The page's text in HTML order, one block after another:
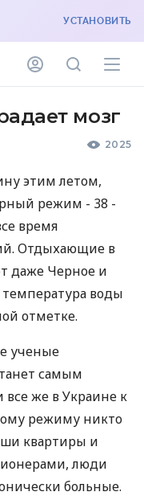
УСТАНОВИТЬ
мозг
2025
этим летом,
режим - 38 -
время
Отдыхающие в
даже Черное и
воды
отметке.
ученые
самым
все же в Украине к
режиму никто
квартиры и
люди
больные.